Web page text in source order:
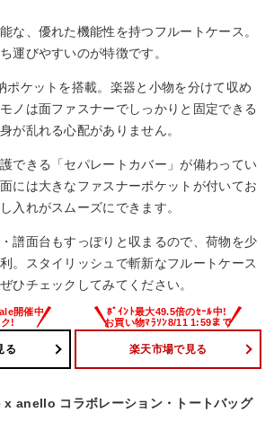
な、優れた機能性を持つフルートケース。
運びやすいのが特徴です。
ポケットを搭載。楽器と小物を分けて収め
ノは面ファスナーでしっかりと固定できる
が乱れる心配がありません。
できる「セパレートカバー」が備わってい
には大きなファスナーポケットが付いてお
入れがスムーズにできます。
譜面台もすっぽりと収まるので、荷物を少
。スタイリッシュで斬新なフルートケース
ひチェックしてみてください。
る 楽天市場で見る
anello コラボレーション・トートバッグ